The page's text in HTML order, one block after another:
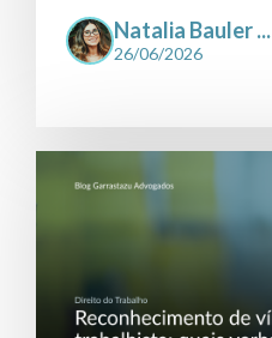
Natalia Bauler ...
26/06/2026